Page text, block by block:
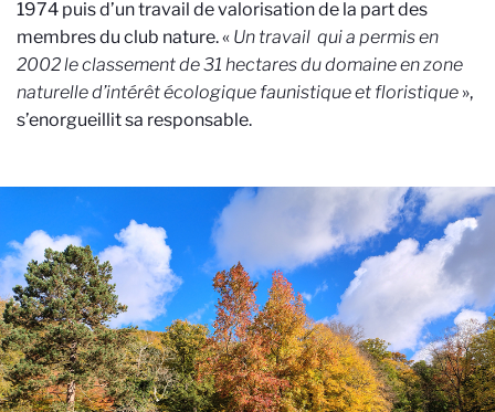
1974 puis d’un travail de valorisation de la part des
membres du club nature. « Un travail qui a permis en
2002 le classement de 31 hectares du domaine en zone
naturelle d’intérêt écologique faunistique et floristique »,
s’enorgueillit sa responsable.